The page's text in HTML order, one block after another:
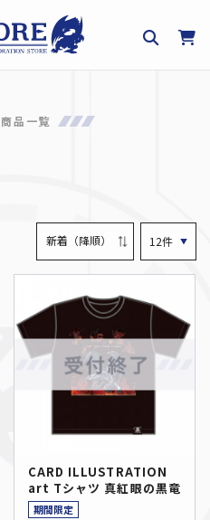
商品一覧
CARD ILLUSTRATION
art Tシャツ 真紅眼の黒竜
期間限定